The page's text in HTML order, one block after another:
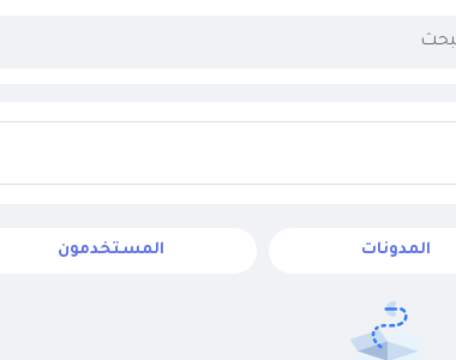
المدونات المستخدمون